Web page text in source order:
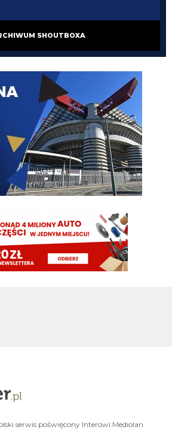
nie urywa
Chyba mamy jakiś procent odsprzedaży.
wygląda na wahadle?
SHOUTBOXA
serwis poświęcony Interowi Mediolan.